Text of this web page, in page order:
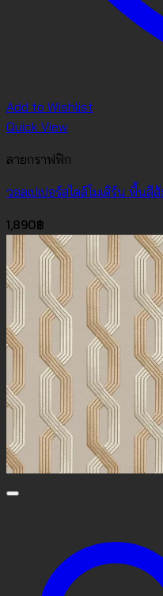
Add to Wishlist
Quick View
ลายกราฟฟิก
วอลเปเปอร์สไตล์โมเดิร์น พื้น
1,890฿